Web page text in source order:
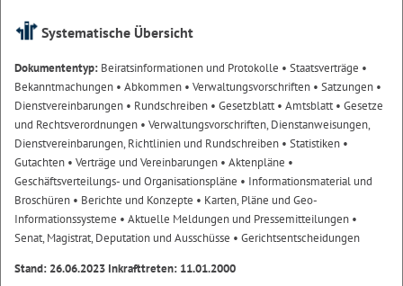
Systematische Übersicht
Dokumententyp: Beiratsinformationen und Protokolle • Staatsverträge •
Bekanntmachungen • Abkommen • Verwaltungsvorschriften • Satzungen •
Dienstvereinbarungen • Rundschreiben • Gesetzblatt• Amtsblatt• Gesetze
und Rechtsverordnungen • Verwaltungsvorschriften, Dienstanweisungen,
Dienstvereinbarungen, Richtlinien und Rundschreiben • Statistiken •
Gutachten • Verträge und Vereinbarungen • Aktenpläne •
Geschäftsverteilungs- und Organisationspläne • Informationsmaterial und
Broschüren • Berichte und Konzepte • Karten, Pläne und Geo-
Informationssysteme • Aktuelle Meldungen und Pressemitteilungen •
Senat, Magistrat, Deputation und Ausschüsse • Gerichtsentscheidungen
Stand: 26.06.2023 Inkrafttreten: 11.01.2000